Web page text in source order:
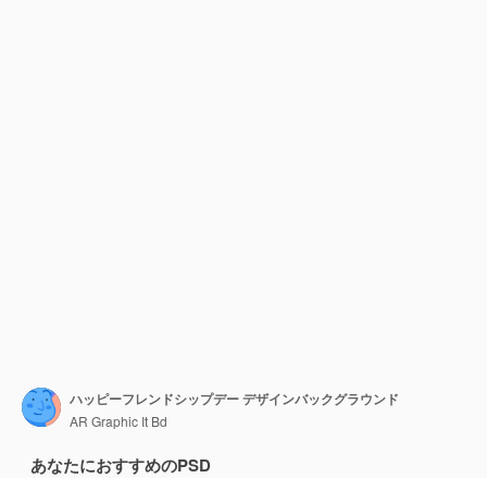
ハッピーフレンドシップデー デザインバックグラウンド
AR Graphic It Bd
あなたにおすすめのPSD